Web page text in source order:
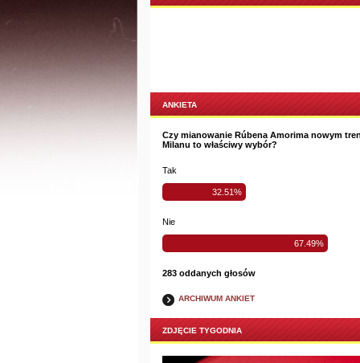
ANKIETA
Czy mianowanie Rúbena Amorima nowym
Milanu to właściwy wybór?
Tak
32.51%
Nie
67.49%
283 oddanych głosów
ARCHIWUM ANKIET
ZDJĘCIE TYGODNIA